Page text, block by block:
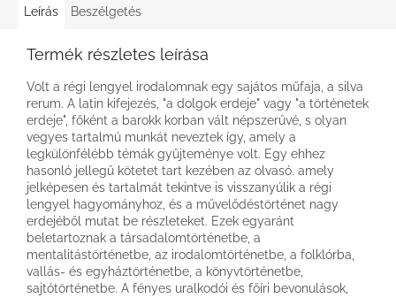
Leírás Beszélgetés
Termék részletes leírása
Volt a régi lengyel irodalomnak egy sajátos műfaja, a silva
rerum. A latin kifejezés, "a dolgok erdeje" vagy "a történetek
erdeje", főként a barokk korban vált népszerűvé, s olyan
vegyes tartalmú munkát neveztek így, amely a
legkülönfélébb témák gyűjteménye volt. Egy ehhez
hasonló jellegű kötetet tart kezében az olvasó. amely
jelképesen és tartalmát tekintve is visszanyúlik a régi
lengyel hagyományhoz, és a művelődéstörténet nagy
erdejéből mutat be részleteket. Ezek egyaránt
beletartoznak a társadalomtörténetbe, a
mentalitástörténetbe, az irodalomtörténetbe, a folklórba,
vallás- és egyháztörténetbe, a könyvtörténetbe,
sajtótörténetbe. A fényes uralkodói és főíri bevonulások,